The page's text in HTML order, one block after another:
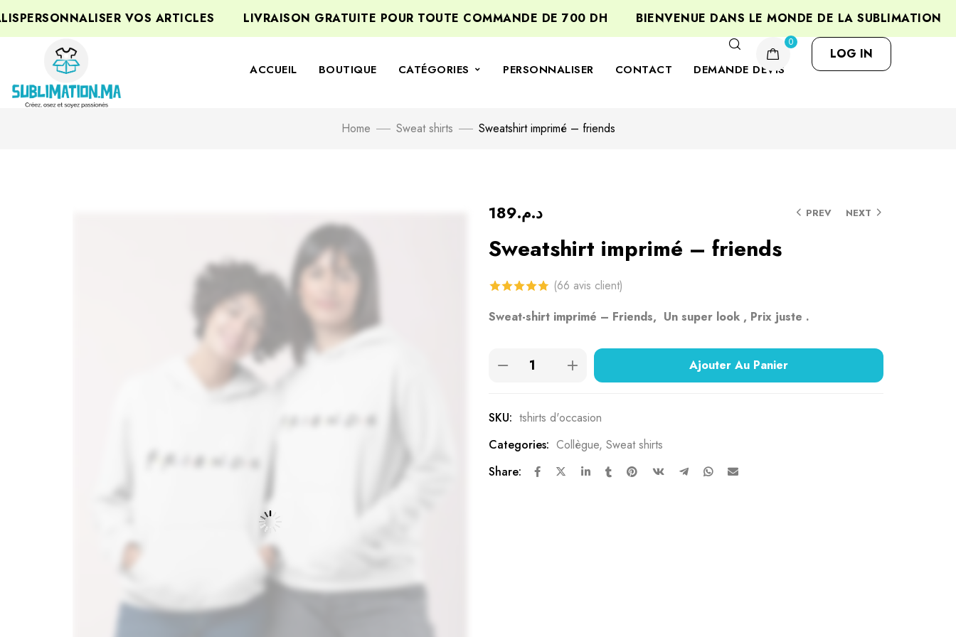
VOS ARTICLES LIVRAISON GRATUITE POUR TOUTE COMMANDE DE 700 DH BIENVENUE DANS LE MONDE DE LA SUBLIMATION
ACCUEIL BOUTIQUE CATÉGORIES PERSONNALISER CONTACT DEMANDE DEVIS
0
LOG IN
Home Sweat shirts Sweatshirt imprimé – friends
PREV NEXT د.م.189
Sweatshirt imprimé – friends
4.79
sur 5
(66 avis client)
Sweat-shirt imprimé – Friends, Un super look , Prix ​​juste .
Ajouter Au Panier
SKU: tshirts d'occasion
Categories: Collègue, Sweat shirts
Share: